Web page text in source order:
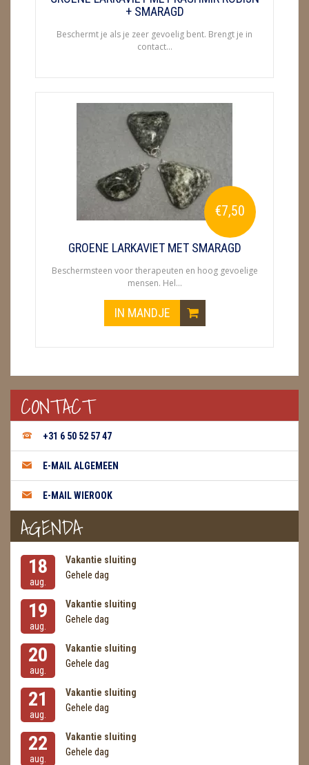
WIEROOK, OLIE & TOEBEHOREN
+ SMARAGD
Beschermt je als je zeer gevoelig bent. Brengt je in
contact...
€7,50
GROENE LARKAVIET MET SMARAGD
Beschermsteen voor therapeuten en hoog gevoelige
mensen. Hel...
IN MANDJE
CONTACT
+31 6 50 52 57 47
E-MAIL ALGEMEEN
E-MAIL WIEROOK
AGENDA
18
aug.
Vakantie sluiting
Gehele dag
19
aug.
Vakantie sluiting
Gehele dag
20
aug.
Vakantie sluiting
Gehele dag
21
aug.
Vakantie sluiting
Gehele dag
22
aug.
Vakantie sluiting
Gehele dag